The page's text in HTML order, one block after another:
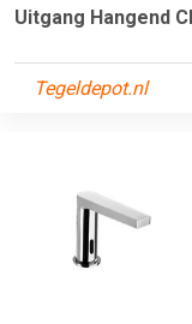
Uitgang Hangend
Tegeldepot.nl